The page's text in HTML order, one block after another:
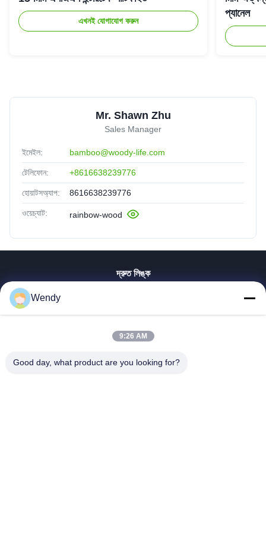
এখনই যোগাযোগ করুন
প্যানেল
Mr. Shawn Zhu
Sales Manager
ইমেইল: bamboo@woody-life.com
টেলিফোন: +8616638239776
হোয়াটসঅ্যাপ: 8616638239776
ওয়েচ্যাট: rainbow-wood
দ্রুত লিঙ্ক
ভিআর শো
Wendy
9:26 AM
Good day, what product are you looking for?